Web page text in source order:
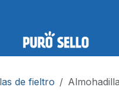
de fieltro